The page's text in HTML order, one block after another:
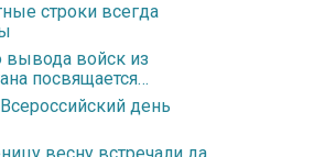
строки всегда
вывода войск из
посвящается…
день